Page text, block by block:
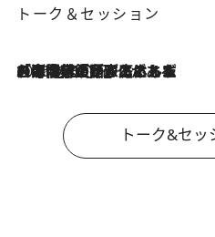
トーク＆セッション
2026.8.3
「今後値上げがあるとすれば…」「リスクがあるのは今年の冬」エネルギー専門家が語る、ホルムズ海峡封鎖が家庭にもたらす“ある心配”
トーク&セッ